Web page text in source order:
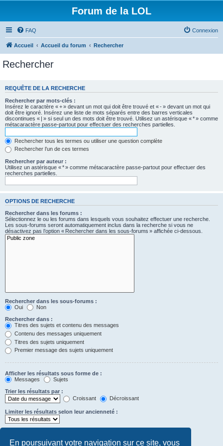
En poursuivant votre navigation sur ce site, vous
Forum de la LOL
FAQ Connexion
Accueil Accueil du forum Rechercher
Rechercher
REQUÊTE DE LA RECHERCHE
Rechercher par mots-clés :
Insérez le caractère « + » devant un mot qui doit être trouvé et « - » devant un mot qui
doit être ignoré. Insérez une liste de mots séparés entre des barres verticales
discontinues « | » si seul un des mots doit être trouvé. Utilisez un astérisque « * » comme
métacaractère passe-partout pour effectuer des recherches partielles.
Rechercher tous les termes ou utiliser une question complète
Rechercher l’un de ces termes
Rechercher par auteur :
Utilisez un astérisque « * » comme métacaractère passe-partout pour effectuer des
recherches partielles.
OPTIONS DE RECHERCHE
Rechercher dans les forums :
Sélectionnez le ou les forums dans lesquels vous souhaitez effectuer une recherche.
Les sous-forums seront automatiquement inclus dans la recherche si vous ne
désactivez pas l’option « Rechercher dans les sous-forums » affichée ci-dessous.
Rechercher dans les sous-forums :
Oui
Non
Rechercher dans :
Titres des sujets et contenu des messages
Contenu des messages uniquement
Titres des sujets uniquement
Premier message des sujets uniquement
Afficher les résultats sous forme de :
Messages
Sujets
Trier les résultats par :
Croissant
Décroissant
Limiter les résultats selon leur ancienneté :
caractères des messages